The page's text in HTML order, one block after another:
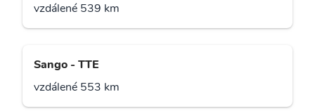
vzdálené 539 km
Sango - TTE
vzdálené 553 km